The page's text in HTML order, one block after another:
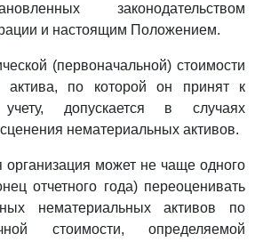
законодательством
и настоящим Положением.
(первоначальной) стоимости
актива, по которой он принят к
учету, допускается в случаях
нематериальных активов.
организация может не чаще одного
отчетного года) переоценивать
нематериальных активов по
стоимости, определяемой